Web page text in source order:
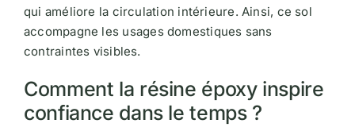
qui améliore la circulation intérieure. Ainsi, ce sol
accompagne les usages domestiques sans
contraintes visibles.
Comment la résine époxy inspire
confiance dans le temps ?